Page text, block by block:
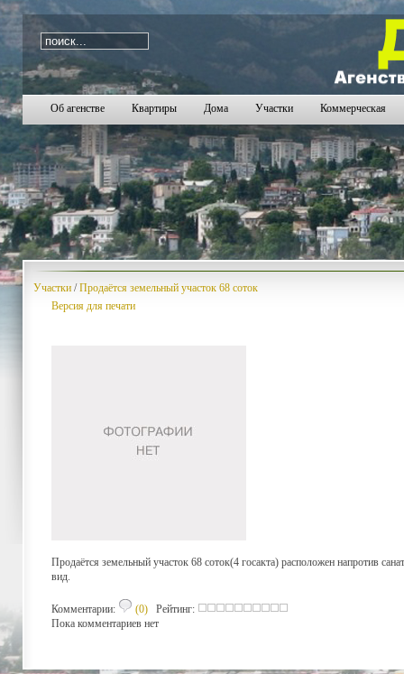
i=646
Об агенстве Квартиры Дома Участки Коммерческая
Участки /Продаётся земельный участок 68 соток
Версия для печати
Продаётся земельный участок 68 соток(4 госакта) расположен напротив
вид.
Комментарии: (0) Рейтинг:
Пока комментариев нет